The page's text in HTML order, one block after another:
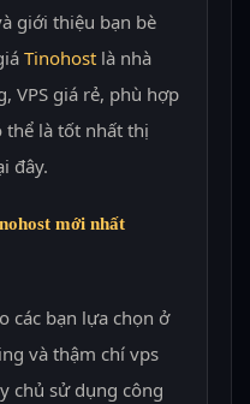
giới thiệu bạn bè
Tinohostlà nhà
VPS giá rẻ, phù hợp
thể là tốt nhất thị
đây.
mới nhất
các bạn lựa chọn ở
và thậm chí vps
chủ sử dụng công